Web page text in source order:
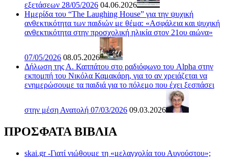
εξετάσεων 28/05/2026 04.06.2026
Ημερίδα του “The Laughing House” για την ψυχική
ανθεκτικότητα των παιδιών με θέμα: «Ασφάλεια και ψυχική
ανθεκτικότητα στην προσχολική ηλικία στον 21ου αιώνα»
07/05/2026 08.05.2026
Δήλωση της Α. Καππάτου στο ραδιόφωνο του Alpha στην
εκπομπή του Νικόλα Καμακάρη, για το αν χρειάζεται να
ενημερώσουμε τα παιδιά για το πόλεμο που έχει ξεσπάσει
στην μέση Ανατολή 07/03/2026 09.03.2026
ΠΡΟΣΦΑΤΑ ΒΙΒΛΙΑ
skai.gr -Γιατί νιώθουμε τη «μελαγχολία του Αυγούστου»;